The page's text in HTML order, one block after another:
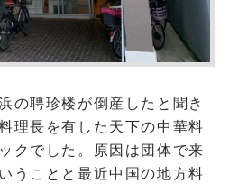
の聘珍楼が倒産したと聞き
理長を有した天下の中華料
クでした。原因は団体で来
うことと最近中国の地方料